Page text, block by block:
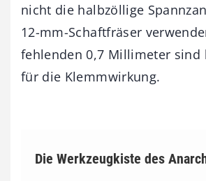
nicht die halbzöllige
12-mm-Schaftfräser
fehlenden 0,7 Millimeter sind
für die Klemmwirkung.
Die Werkzeugkiste des